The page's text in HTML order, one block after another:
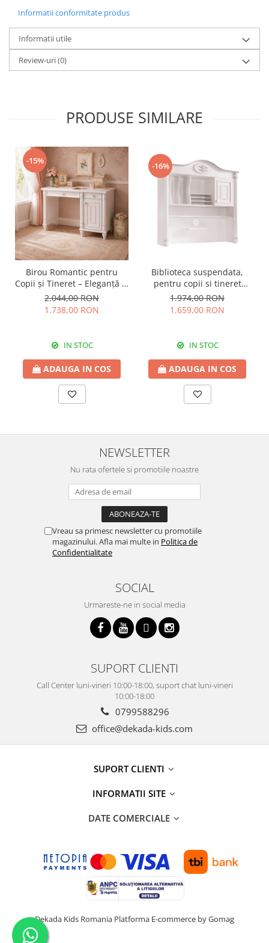
Informatii conformitate produs
Informatii utile
Review-uri(0)
PRODUSE SIMILARE
-15%
Birou Romantic pentru
Copii și Tineret – Eleganță și
Funcționalitate, 117x62x75
cm
2.044,00 RON
1.738,00 RON
IN STOC
ADAUGA IN COS
-16%
Biblioteca suspendata,
pentru copii si tineret
Colectia Romantic,
117x37x119 cm
1.974,00 RON
1.659,00 RON
IN STOC
ADAUGA IN COS
NEWSLETTER
Nu rata ofertele si promotiile noastre
Vreau sa primesc newsletter cu promotiile
magazinului. Afla mai multe in Politica de
Confidentialitate
SOCIAL
Urmareste-ne in social media
SUPORT CLIENTI
Call Center luni-vineri 10:00-18:00, suport chat luni-vineri
10:00-18:00
0799588296
office@dekada-kids.com
SUPORT CLIENTI
INFORMATII SITE
DATE COMERCIALE
Dekada Kids Romania Platforma E-commerce by Gomag